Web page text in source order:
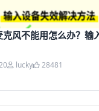
风不能用怎么办？输
lucky 28481